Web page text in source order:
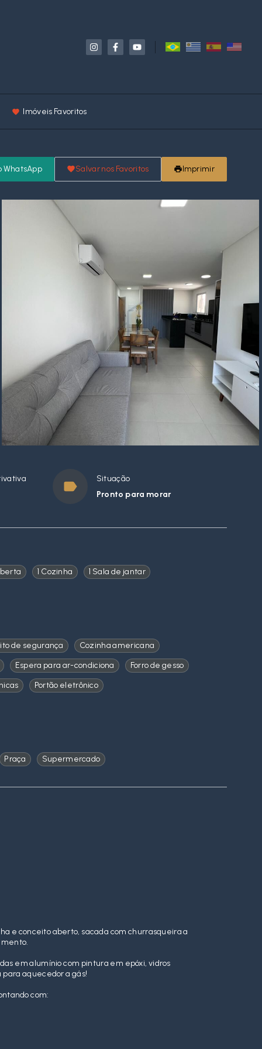
Imóveis Favoritos
WhatsApp Salvar nos Favoritos Imprimir
Situação
Pronto para morar
1 Cozinha 1 Sala de jantar
de segurança
Cozinha americana
Espera para ar-condiciona
Forro de gesso
Portão eletrônico
Praça Supermercado
e conceito aberto, sacada com churrasqueira a
em alumínio com pintura em epóxi, vidros
aquecedor a gás!
com: